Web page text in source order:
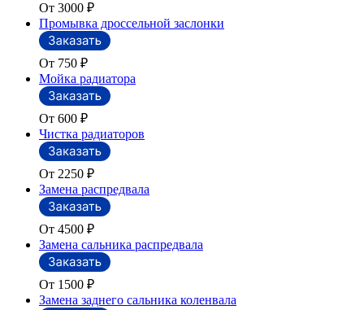
От 3000 ₽
Промывка дроссельной заслонки
От 750 ₽
Мойка радиатора
От 600 ₽
Чистка радиаторов
От 2250 ₽
Замена распредвала
От 4500 ₽
Замена сальника распредвала
От 1500 ₽
Замена заднего сальника коленвала